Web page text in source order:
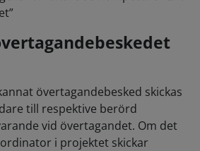
övertagandebesked skickas
till respektive berörd
vid övertagandet. Om det
i projektet skickar